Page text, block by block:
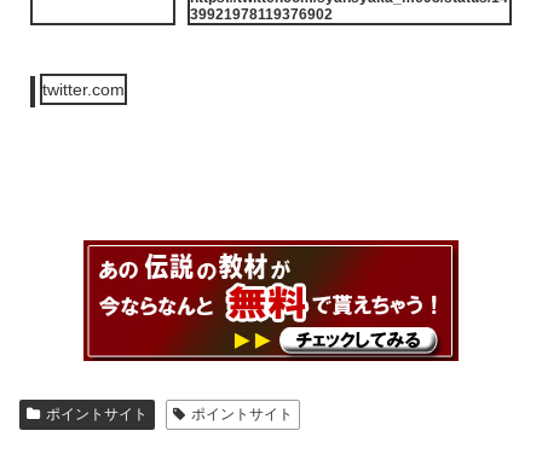
39921978119376902
twitter.com
ポイントサイト ポイントサイト